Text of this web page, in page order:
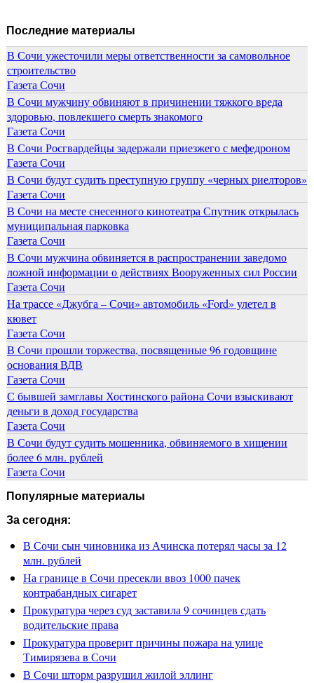
Последние материалы
В Сочи ужесточили меры ответственности за самовольное
строительство
Газета Сочи
В Сочи мужчину обвиняют в причинении тяжкого вреда
здоровью, повлекшего смерть знакомого
Газета Сочи
В Сочи Росгвардейцы задержали приезжего с мефедроном
Газета Сочи
В Сочи будут судить преступную группу «черных риелторов»
Газета Сочи
В Сочи на месте снесенного кинотеатра Спутник открылась
муниципальная парковка
Газета Сочи
В Сочи мужчина обвиняется в распространении заведомо
ложной информации о действиях Вооруженных сил России
Газета Сочи
На трассе «Джубга – Сочи» автомобиль «Ford» улетел в
кювет
Газета Сочи
В Сочи прошли торжества, посвященные 96 годовщине
основания ВДВ
Газета Сочи
С бывшей замглавы Хостинского района Сочи взыскивают
деньги в доход государства
Газета Сочи
В Сочи будут судить мошенника, обвиняемого в хищении
более 6 млн. рублей
Газета Сочи
Популярные материалы
За сегодня:
В Сочи сын чиновника из Ачинска потерял часы за 12
млн. рублей
На границе в Сочи пресекли ввоз 1000 пачек
контрабандных сигарет
Прокуратура через суд заставила 9 сочинцев сдать
водительские права
Прокуратура проверит причины пожара на улице
Тимирязева в Сочи
В Сочи шторм разрушил жилой эллинг